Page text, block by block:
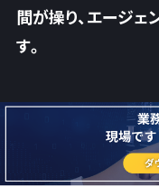
間が操り、エージェ
す。
Anthropicの見